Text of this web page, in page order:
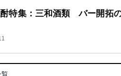
特集：三和酒類 バー開拓
覧